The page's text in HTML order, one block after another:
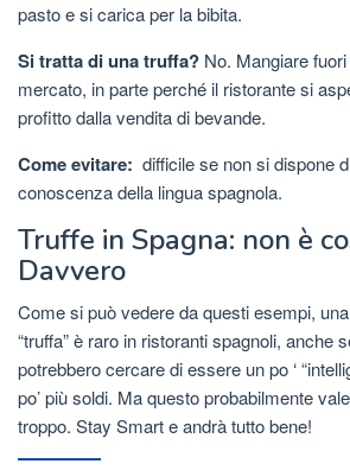
pasto e si carica per la bibita.
Si tratta di una truffa? No. Mangiare
mercato, in parte perché il ristorante si
profitto dalla vendita di bevande.
Come evitare: difficile se non si dispone
conoscenza della lingua spagnola.
Truffe in Spagna: non è
Davvero
Come si può vedere da questi esempi,
“truffa” è raro in ristoranti spagnoli, anche
potrebbero cercare di essere un po ‘
po’ più soldi. Ma questo probabilmente
troppo. Stay Smart e andrà tutto bene!